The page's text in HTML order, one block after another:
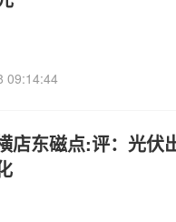
09:14:44
店东磁点:评：光